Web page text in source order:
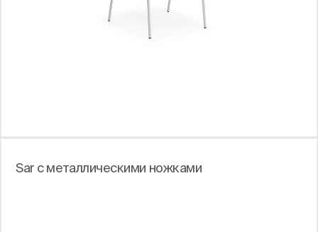
Sar с металлическими ножками